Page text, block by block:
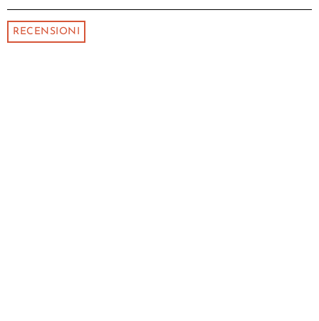
RECENSIONI